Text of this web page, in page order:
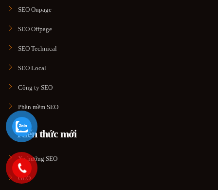
SEO Onpage
SEO Offpage
SEO Technical
SEO Local
Công ty SEO
Phần mềm SEO
Kiến thức mới
Xu hướng SEO
GEO